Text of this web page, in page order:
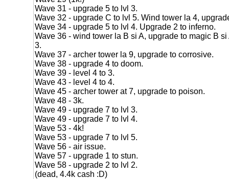
Wave 31 - upgrade 5 to lvl 3.
Wave 32 - upgrade C to lvl 5. Wind tower la 4,
Wave 34 - upgrade 5 to lvl 4. Upgrade 2 to inferno.
Wave 36 - wind tower la B si A, upgrade to magic B
3.
Wave 37 - archer tower la 9, upgrade to corrosive.
Wave 38 - upgrade 4 to doom.
Wave 39 - level 4 to 3.
Wave 43 - level 4 to 4.
Wave 45 - archer tower at 7, upgrade to poison.
Wave 48 - 3k.
Wave 49 - upgrade 7 to lvl 3.
Wave 49 - upgrade 7 to lvl 4.
Wave 53 - 4k!
Wave 53 - upgrade 7 to lvl 5.
Wave 56 - air issue.
Wave 57 - upgrade 1 to stun.
Wave 58 - upgrade 2 to lvl 2.
(dead, 4.4k cash :D)